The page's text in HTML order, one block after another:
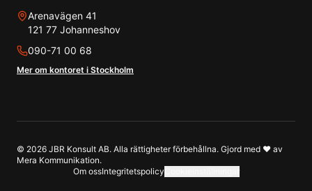
Arenavägen 41
121 77 Johanneshov
090-71 00 68
Mer om kontoret i Stockholm
© 2026 JBR Konsult AB. Alla rättigheter förbehållna. Gjord med ❤️ av
Mera Kommunikation.
Om ossIntegritetspolicy